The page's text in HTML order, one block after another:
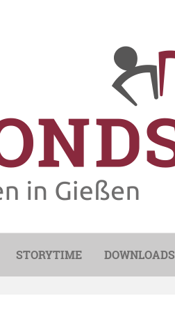
STORYTIME DOWNLOADS